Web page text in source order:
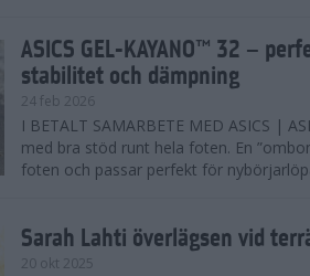
ASICS GEL-KAYANO™ 32 –
stabilitet och dämpning
24 feb 2026
I BETALT SAMARBETE MED ASICS |
med bra stöd runt hela foten. En
foten och passar perfekt för
Sarah Lahti överlägsen vid
20 okt 2025